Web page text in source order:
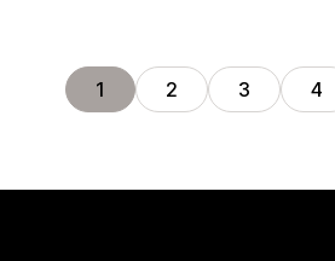
1 2 3 4